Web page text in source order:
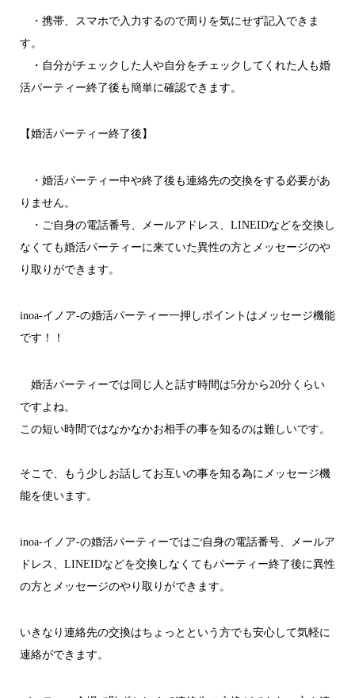
・携帯、スマホで入力するので周りを気にせず記入できま
す。
・自分がチェックした人や自分をチェックしてくれた人も婚
活パーティー終了後も簡単に確認できます。
【婚活パーティー終了後】
・婚活パーティー中や終了後も連絡先の交換をする必要があ
りません。
・ご自身の電話番号、メールアドレス、LINEIDなどを交換し
なくても婚活パーティーに来ていた異性の方とメッセージのや
り取りができます。
inoa-イノア-の婚活パーティー一押しポイントはメッセージ機能
です！！
婚活パーティーでは同じ人と話す時間は5分から20分くらい
ですよね。
この短い時間ではなかなかお相手の事を知るのは難しいです。
そこで、もう少しお話してお互いの事を知る為にメッセージ機
能を使います。
inoa-イノア-の婚活パーティーではご自身の電話番号、メールア
ドレス、LINEIDなどを交換しなくてもパーティー終了後に異性
の方とメッセージのやり取りができます。
いきなり連絡先の交換はちょっとという方でも安心して気軽に
連絡ができます。